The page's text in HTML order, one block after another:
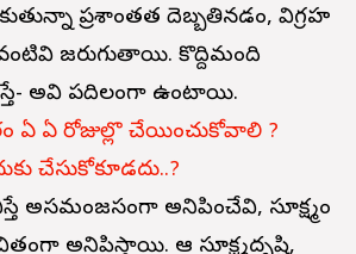
ప్రశాంతత దెబ్బతినడం, విగ్రహ
జరుగుతాయి. కొద్దిమంది
అవి పదిలంగా ఉంటాయి.
ఏ ఏ రోజుల్లొ చేయించుకోవాలి ?
చేసుకోకూడదు..?
అసమంజసంగా అనిపించేవి, సూక్ష్మం
అనిపిస్తాయి. ఆ సూక్ష్మదృష్టి,